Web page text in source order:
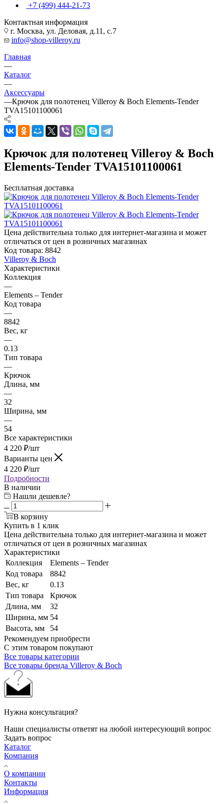
+7 (499) 444-21-73
Контактная информация
г. Москва, ул. Деловая, д.11, с.7
info@shop-villeroy.ru
Главная
—
Каталог
—
Аксессуары
—Крючок для полотенец Villeroy & Boch Elements-Tender
TVA15101100061
Крючок для полотенец Villeroy & Boch
Elements-Tender TVA15101100061
Бесплатная доставка
Цена действительна только для интернет-магазина и может
отличаться от цен в розничных магазинах
Код товара: 8842
Villeroy & Boch
Характеристики
Коллекция
—
Elements – Tender
Код товара
—
8842
Вес, кг
—
0.13
Тип товара
—
Крючок
Длина, мм
—
32
Ширина, мм
—
54
Все характеристики
4 220 ₽/шт
Варианты цен
4 220 ₽/шт
Подробности
В наличии
Нашли дешевле?
В корзину
Купить в 1 клик
Цена действительна только для интернет-магазина и может
отличаться от цен в розничных магазинах
Характеристики
Коллекция
Elements – Tender
Код товара
8842
Вес, кг
0.13
Тип товара
Крючок
Длина, мм
32
Ширина, мм 54
Высота, мм
54
Рекомендуем приобрести
С этим товаром покупают
Все товары категории
Все товары бренда Villeroy & Boch
Нужна консультация?
Наши специалисты ответят на любой интересующий вопрос
Задать вопрос
Каталог
Компания
О компании
Контакты
Информация